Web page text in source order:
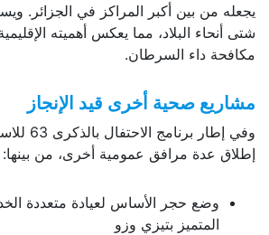
يجعله من بين أكبر المراكز في الجزائر.
شتى أنحاء البلاد، مما يعكس أهميته
مكافحة داء السرطان.
مشاريع صحية أخرى قيد الإنجاز
وفي إطار
إطلاق عدة مرافق عمومية أخرى، من بينها:
وضع حجر الأساس لعيادة متعددة
المتميز بتيزي وزو